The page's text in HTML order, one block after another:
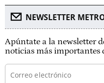
NEWSLETTER
Apúntate a la newsletter
noticias más importantes